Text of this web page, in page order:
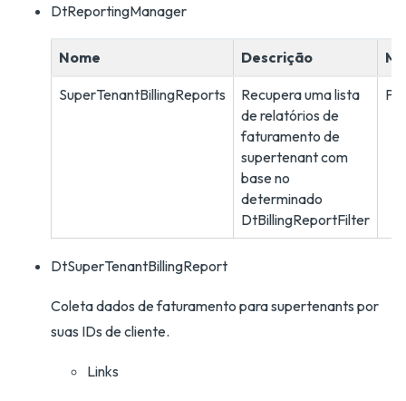
DtReportingManager
Nome Descrição
SuperTenantBillingReports
Recupera uma lista
de relatórios de
faturamento de
supertenant com
base no
determinado
DtBillingReportFilter
DtSuperTenantBillingReport
Coleta dados de faturamento para supertenants por
suas IDs de cliente.
Links